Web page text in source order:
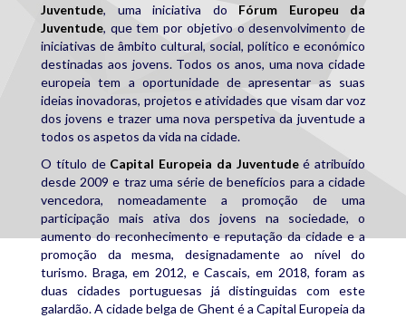
Juventude, uma iniciativa do Fórum Europeu da
Juventude, que tem por objetivo o desenvolvimento de
iniciativas de âmbito cultural, social, político e económico
destinadas aos jovens. Todos os anos, uma nova cidade
europeia tem a oportunidade de apresentar as suas
ideias inovadoras, projetos e atividades que visam dar voz
dos jovens e trazer uma nova perspetiva da juventude a
todos os aspetos da vida na cidade.
O título de Capital Europeia da Juventudeé atribuído
desde 2009 e traz uma série de benefícios para a cidade
vencedora, nomeadamente a promoção de uma
participação mais ativa dos jovens na sociedade, o
aumento do reconhecimento e reputação da cidade e a
promoção da mesma, designadamente ao nível do
turismo. Braga, em 2012, e Cascais, em 2018, foram as
duas cidades portuguesas já distinguidas com este
galardão. A cidade belga de Ghent é a Capital Europeia da